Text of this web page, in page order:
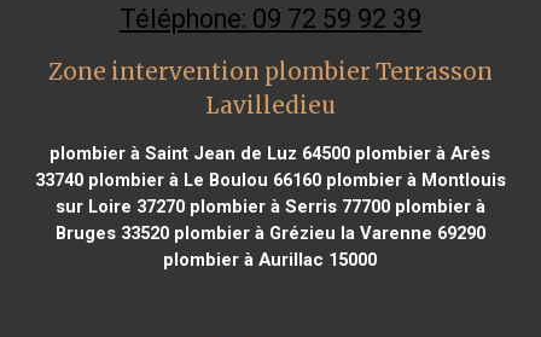
Téléphone: 09 72 59 92 39
Zone intervention plombier Terrasson
Lavilledieu
plombier à Saint Jean de Luz 64500 plombier à Arès
33740plombier à Le Boulou 66160plombier à Montlouis
sur Loire 37270plombier à Serris 77700plombier à
Bruges 33520plombier à Grézieu la Varenne 69290
plombier à Aurillac 15000